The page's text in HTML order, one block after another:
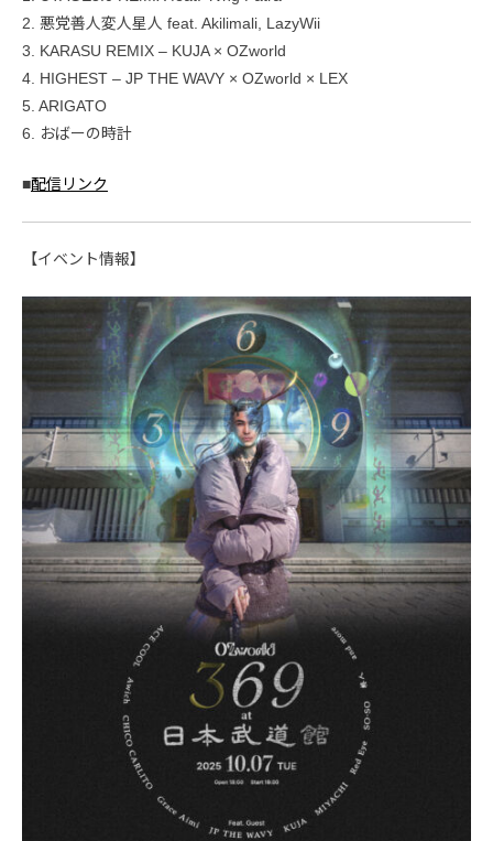
2. 悪党善人変人星人 feat. Akilimali, LazyWii
3. KARASU REMIX – KUJA × OZworld
4. HIGHEST – JP THE WAVY × OZworld × LEX
5. ARIGATO
6. おばーの時計
■配信リンク
【イベント情報】